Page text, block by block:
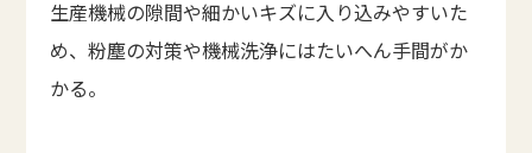
生産機械の隙間や細かいキズに入り込みやすいた
め、粉塵の対策や機械洗浄にはたいへん手間がか
かる。